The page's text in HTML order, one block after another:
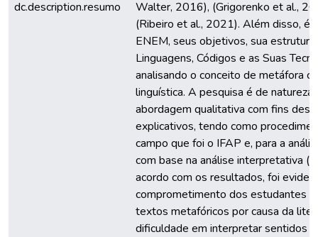
dc.description.resumo
Walter, 2016), (Grigorenko et al.,
(Ribeiro et al., 2021). Além disso, é
ENEM, seus objetivos, sua
Linguagens, Códigos e as Suas
analisando o conceito de metáfora
linguística. A pesquisa é de natureza
abordagem qualitativa com fins
explicativos, tendo como
campo que foi o IFAP e, para a
com base na análise interpretativa
acordo com os resultados, foi
comprometimento dos estudantes
textos metafóricos por causa da
dificuldade em interpretar sentidos